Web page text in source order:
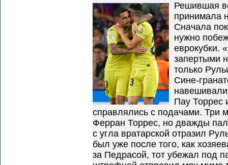
Решившая
принимала
Сначала
нужно
еврокубки.
запертыми
только
Сине-
Пау Торрес
справлялись с подачами. Три
Ферран Торрес, но дважды
с угла вратарской отразил
был уже после того, как
за Педрасой, тот убежал под